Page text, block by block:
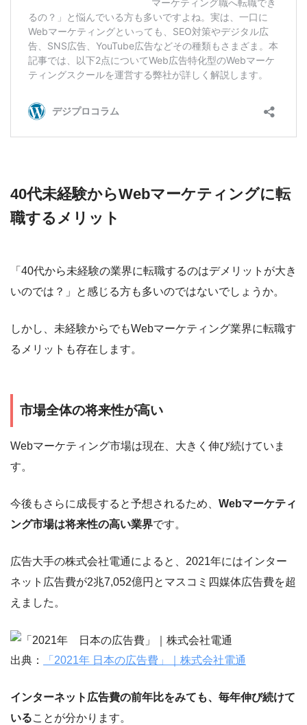
40代未経験からWebマーケティングに転
職するメリット
「40代から未経験の業界に転職するのはデメリットが大き
いのでは？」と感じる方も多いのではないでしょうか。
しかし、未経験からでもWebマーケティング業界に転職す
るメリットも存在します。
市場全体の将来性が高い
Webマーケティング市場は現在、大きく伸び続けていま
す。
今後もさらに成長すると予想されるため、 Webマーケティ
ング市場は将来性の高い業界です。
広告大手の株式会社電通によると、2021年にはインター
ネット広告費が2兆7,052億円とマスコミ四媒体広告費を超
えました。
出典： 「2021年 日本の広告費」｜株式会社電通
インターネット広告費の前年比をみても、毎年伸び続けて
いることが分かります。